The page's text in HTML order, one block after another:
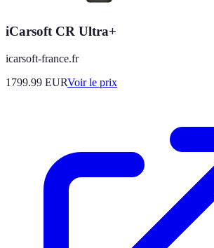
iCarsoft CR Ultra+
icarsoft-france.fr
1799.99 EURVoir le prix